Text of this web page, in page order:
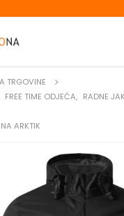
TRGOVINE
FREE TIME ODJEĆA, RADNE
ARKTIK